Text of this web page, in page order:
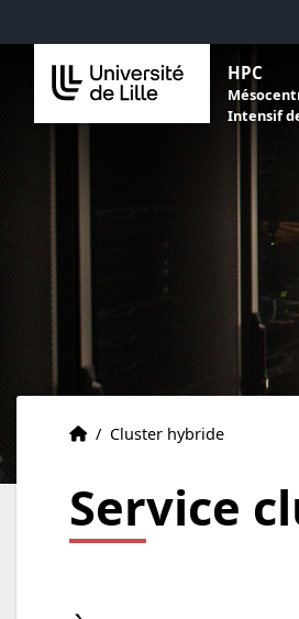
HPC
Intensif
Accueil
Accueil
/ Cluster hybride
Service